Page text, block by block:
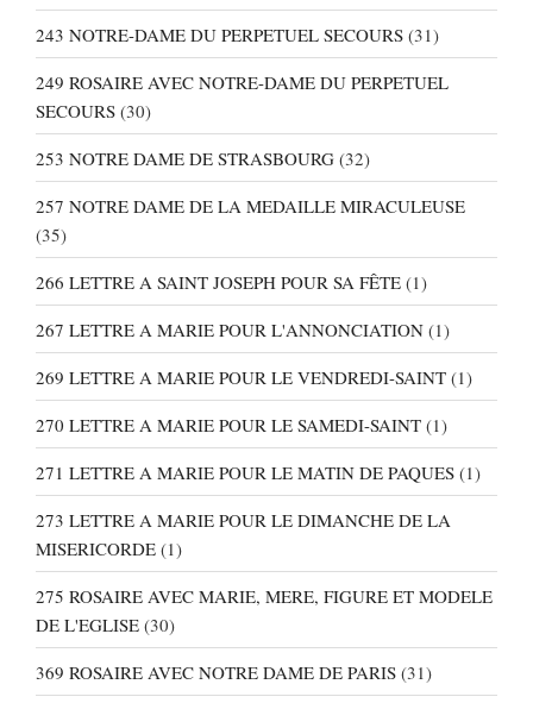
243 NOTRE-DAME DU PERPETUEL SECOURS (31)
249 ROSAIRE AVEC NOTRE-DAME DU PERPETUEL
SECOURS (30)
253 NOTRE DAME DE STRASBOURG (32)
257 NOTRE DAME DE LA MEDAILLE MIRACULEUSE
(35)
266 LETTRE A SAINT JOSEPH POUR SA FÊTE (1)
267 LETTRE A MARIE POUR L'ANNONCIATION (1)
269 LETTRE A MARIE POUR LE VENDREDI-SAINT (1)
270 LETTRE A MARIE POUR LE SAMEDI-SAINT (1)
271 LETTRE A MARIE POUR LE MATIN DE PAQUES (1)
273 LETTRE A MARIE POUR LE DIMANCHE DE LA
MISERICORDE (1)
275 ROSAIRE AVEC MARIE, MERE, FIGURE ET MODELE
DE L'EGLISE (30)
369 ROSAIRE AVEC NOTRE DAME DE PARIS (31)